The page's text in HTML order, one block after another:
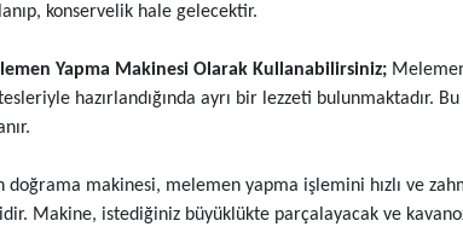
konservelik hale gelecektir.
Yapma Makinesi Olarak Kullanabilirsiniz;
hazırlandığında ayrı bir lezzeti bulunmaktadır.
doğrama makinesi, melemen yapma işlemini hızlı ve
Makine, istediğiniz büyüklükte parçalayacak ve